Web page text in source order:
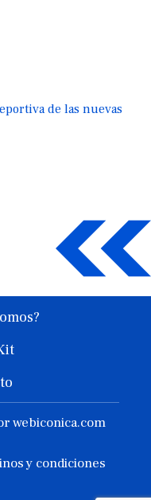
de las nuevas
webiconica.com
y condiciones